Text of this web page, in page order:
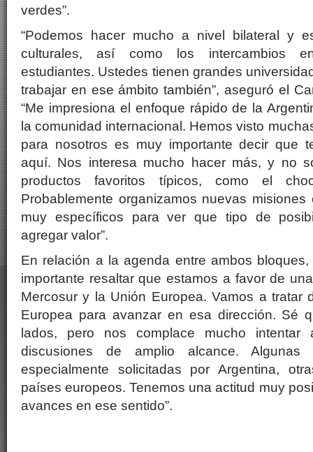
verdes”.
“Podemos hacer mucho a nivel bilateral y
culturales, así como los intercambios
estudiantes. Ustedes tienen grandes
trabajar en ese ámbito también”, aseguró el
“Me impresiona el enfoque rápido de la
la comunidad internacional. Hemos visto
para nosotros es muy importante decir que
aquí. Nos interesa mucho hacer más, y no
productos favoritos típicos, como el
Probablemente organizamos nuevas
muy específicos para ver que tipo de
agregar valor”.
En relación a la agenda entre ambos bloques,
importante resaltar que estamos a favor de
Mercosur y la Unión Europea. Vamos a tratar
Europea para avanzar en esa dirección. Sé
lados, pero nos complace mucho intentar
discusiones de amplio alcance. Algunas
especialmente solicitadas por Argentina,
países europeos. Tenemos una actitud muy
avances en ese sentido”.